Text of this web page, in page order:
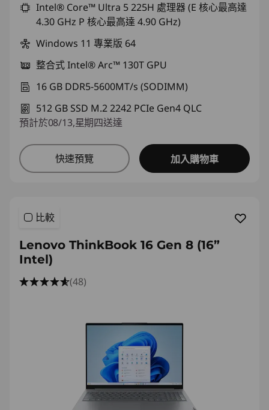
eCoupon Savings :-HK$9,093.00
*Savings cannot be combined
使用優惠券 : FLASHSALE14
eCoupon limited to 3 units
Intel® Core™ Ultra 5 225H 處理器 (E 核心最高達
4.30 GHz P 核心最高達 4.90 GHz)
Windows 11 專業版 64
整合式 Intel® Arc™ 130T GPU
16 GB DDR5-5600MT/s (SODIMM)
512 GB SSD M.2 2242 PCIe Gen4 QLC
預計於08/13,星期四送達
快速預覽 加入購物車
比較
Lenovo ThinkBook 16 Gen 8 (16”
Intel)
(48)